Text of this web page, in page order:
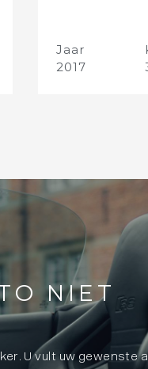
Jaar
2017
NIET
U vult uw gewenste